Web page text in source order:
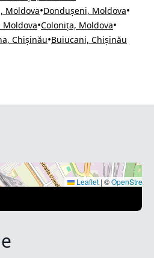
Moldova•Dondușeni, Moldova•
•Colonița, Moldova•
Chișinău•Buiucani, Chișinău
Leaflet | ©